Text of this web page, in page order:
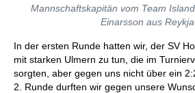
Mannschaftskapitän vom Team
Einarsson aus
In der ersten Runde hatten wir, der SV
mit starken Ulmern zu tun, die im
sorgten, aber gegen uns nicht über ein
2. Runde durften wir gegen unsere